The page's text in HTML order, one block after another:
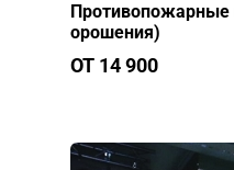
орошения)
ОТ 14 900